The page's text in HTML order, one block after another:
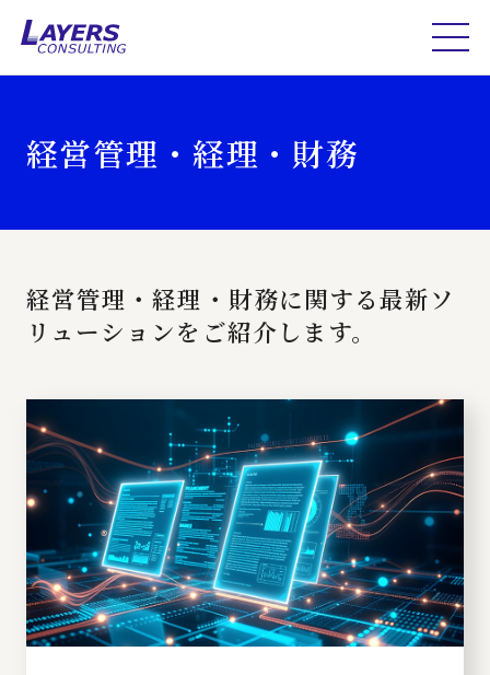
経営管理・経理・財務
経営管理・経理・財務に関する最新ソ
リューションをご紹介します。